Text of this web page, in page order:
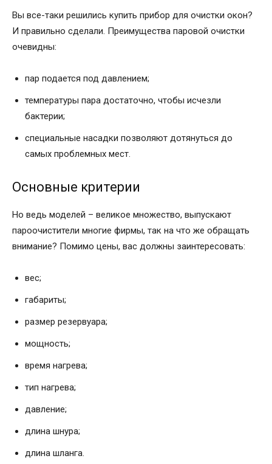
Вы все-таки решились купить прибор для очистки окон?
И правильно сделали. Преимущества паровой очистки
очевидны:
пар подается под давлением;
температуры пара достаточно, чтобы исчезли
бактерии;
специальные насадки позволяют дотянуться до
самых проблемных мест.
Основные критерии
Но ведь моделей – великое множество, выпускают
пароочистители многие фирмы, так на что же обращать
внимание? Помимо цены, вас должны заинтересовать:
вес;
габариты;
размер резервуара;
мощность;
время нагрева;
тип нагрева;
давление;
длина шнура;
длина шланга.